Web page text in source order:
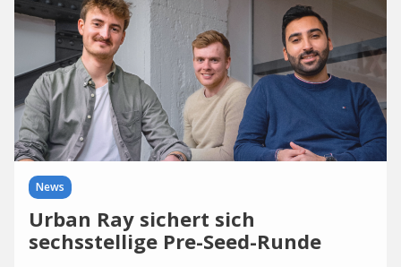
News
Urban Ray sichert sich
sechsstellige Pre-Seed-Runde